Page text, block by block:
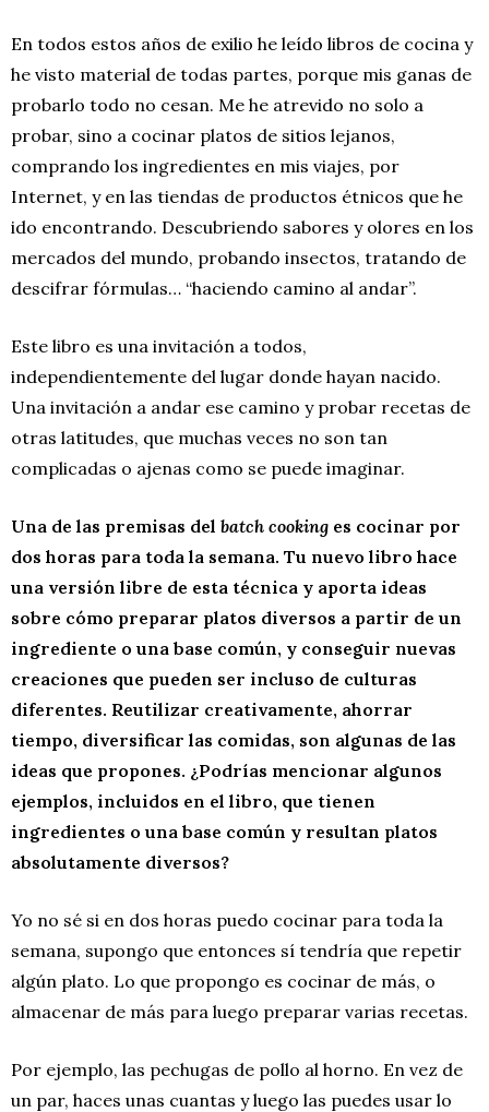
En todos estos años de exilio he leído libros de cocina y
he visto material de todas partes, porque mis ganas de
probarlo todo no cesan. Me he atrevido no solo a
probar, sino a cocinar platos de sitios lejanos,
comprando los ingredientes en mis viajes, por
Internet, y en las tiendas de productos étnicos que he
ido encontrando. Descubriendo sabores y olores en los
mercados del mundo, probando insectos, tratando de
descifrar fórmulas… “haciendo camino al andar”.
Este libro es una invitación a todos,
independientemente del lugar donde hayan nacido.
Una invitación a andar ese camino y probar recetas de
otras latitudes, que muchas veces no son tan
complicadas o ajenas como se puede imaginar.
Una de las premisas del batch cooking es cocinar por
dos horas para toda la semana. Tu nuevo libro hace
una versión libre de esta técnica y aporta ideas
sobre cómo preparar platos diversos a partir de un
ingrediente o una base común, y conseguir nuevas
creaciones que pueden ser incluso de culturas
diferentes. Reutilizar creativamente, ahorrar
tiempo, diversificar las comidas, son algunas de las
ideas que propones. ¿Podrías mencionar algunos
ejemplos, incluidos en el libro, que tienen
ingredientes o una base común y resultan platos
absolutamente diversos?
Yo no sé si en dos horas puedo cocinar para toda la
semana, supongo que entonces sí tendría que repetir
algún plato. Lo que propongo es cocinar de más, o
almacenar de más para luego preparar varias recetas.
Por ejemplo, las pechugas de pollo al horno. En vez de
un par, haces unas cuantas y luego las puedes usar lo